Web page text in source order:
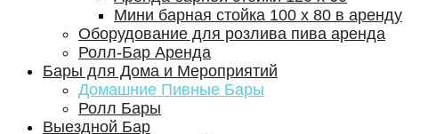
Мини барная стойка 100 х 80 в аренду
Оборудование для розлива пива аренда
Ролл-Бар Аренда
Бары для Дома и Мероприятий
Домашние Пивные Бары
Ролл Бары
Выездной Бар